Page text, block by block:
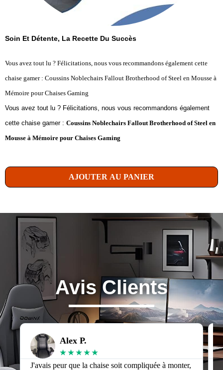
Soin Et Détente, La Recette Du Succès
Vous avez tout lu ? Félicitations, nous vous recommandons également cette
chaise gamer : Coussins Noblechairs Fallout Brotherhood of Steel en Mousse à
Mémoire pour Chaises Gaming
Vous avez tout lu ? Félicitations, nous vous recommandons également
cette chaise gamer : Coussins Noblechairs Fallout Brotherhood of Steel en
Mousse à Mémoire pour Chaises Gaming
AJOUTER AU PANIER
Avis Clients
Alex P.
★ ★ ★ ★ ★
J'avais peur que la chaise soit compliquée à monter,